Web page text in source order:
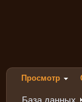
Просмотр
База данных